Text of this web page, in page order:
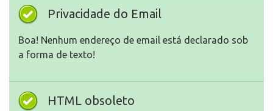
Privacidade do Email
Boa! Nenhum endereço de email está declarado sob
a forma de texto!
HTML obsoleto